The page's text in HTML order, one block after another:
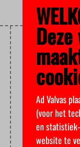
Ad Valvas
(voor het
en
website te